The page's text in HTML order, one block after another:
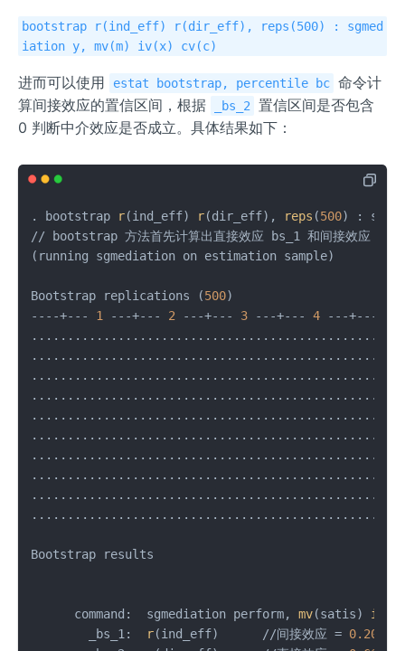
bootstrap r(ind_eff) r(dir_eff), reps(500) : sgmed
iation y, mv(m) iv(x) cv(c)
进而可以使用 estat bootstrap, percentile bc 命令计
算间接效应的置信区间，根据
_bs_2
置信区间是否包含
0 判断中介效应是否成立。具体结果如下：
. bootstrap r(ind_eff) r(dir_eff), reps (500) :
// bootstrap 方法首先计算出直接效应 bs_1 和间接效应
(running sgmediation on estimation sample)
Bootstrap replications (500)
----+--- 1 ---+--- 2 ---+--- 3 ---+--- 4 ---+---
Bootstrap results
      command:  sgmediation perform,
mv(satis) iv
        _bs_1:
r(ind_eff)      //间接效应 = 0.206